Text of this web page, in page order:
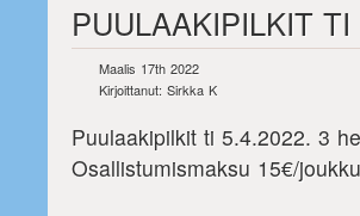
PUULAAKIPILKIT
Maalis 17th 2022
Kirjoittanut: Sirkka K
Puulaakipilkit ti 5.4.2022. 3
Osallistumismaksu 15€/